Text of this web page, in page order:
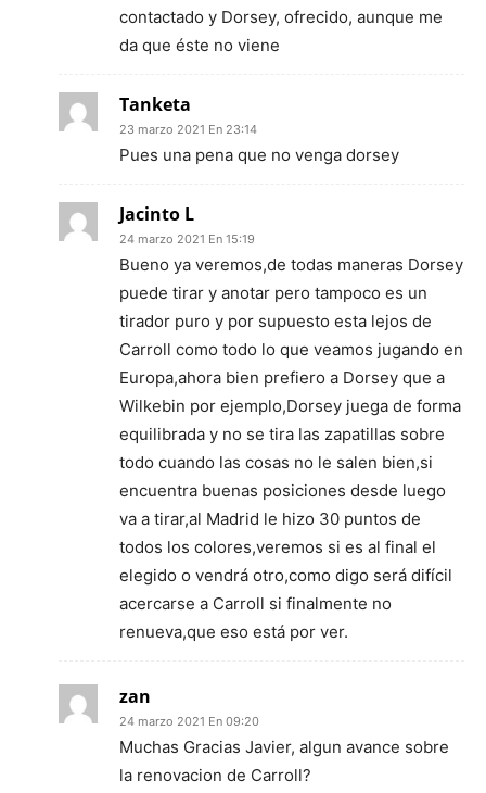
contactado y Dorsey, ofrecido, aunque me
da que éste no viene
Tanketa
23 marzo 2021 En 23:14
Pues una pena que no venga dorsey
Jacinto L
24 marzo 2021 En 15:19
Bueno ya veremos,de todas maneras Dorsey
puede tirar y anotar pero tampoco es un
tirador puro y por supuesto esta lejos de
Carroll como todo lo que veamos jugando en
Europa,ahora bien prefiero a Dorsey que a
Wilkebin por ejemplo,Dorsey juega de forma
equilibrada y no se tira las zapatillas sobre
todo cuando las cosas no le salen bien,si
encuentra buenas posiciones desde luego
va a tirar,al Madrid le hizo 30 puntos de
todos los colores,veremos si es al final el
elegido o vendrá otro,como digo será difícil
acercarse a Carroll si finalmente no
renueva,que eso está por ver.
zan
24 marzo 2021 En 09:20
Muchas Gracias Javier, algun avance sobre
la renovacion de Carroll?